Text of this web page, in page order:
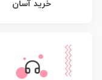
خرید آسان